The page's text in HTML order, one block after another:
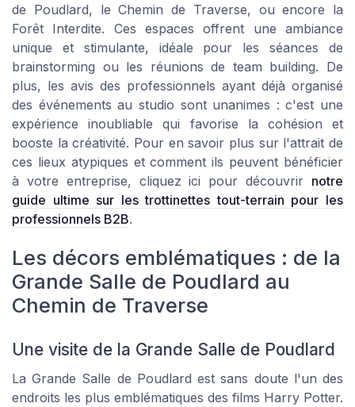
de Poudlard, le Chemin de Traverse, ou encore la
Forêt Interdite. Ces espaces offrent une ambiance
unique et stimulante, idéale pour les séances de
brainstorming ou les réunions de team building. De
plus, les avis des professionnels ayant déjà organisé
des événements au studio sont unanimes : c'est une
expérience inoubliable qui favorise la cohésion et
booste la créativité. Pour en savoir plus sur l'attrait de
ces lieux atypiques et comment ils peuvent bénéficier
à votre entreprise, cliquez ici pour découvrir notre
guide ultime sur les trottinettes tout-terrain pour les
professionnels B2B.
Les décors emblématiques : de la
Grande Salle de Poudlard au
Chemin de Traverse
Une visite de la Grande Salle de Poudlard
La Grande Salle de Poudlard est sans doute l'un des
endroits les plus emblématiques des films Harry Potter.